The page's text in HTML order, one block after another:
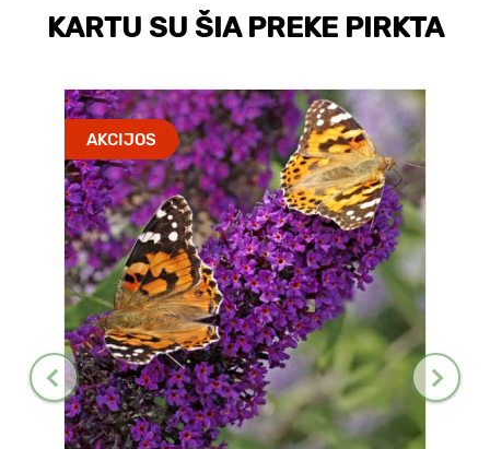
KARTU SU ŠIA PREKE PIRKTA
AKCIJOS